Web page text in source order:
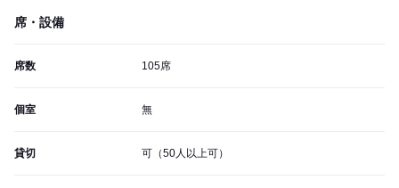
席・設備
席数 105席
個室 無
貸切 可（50人以上可）